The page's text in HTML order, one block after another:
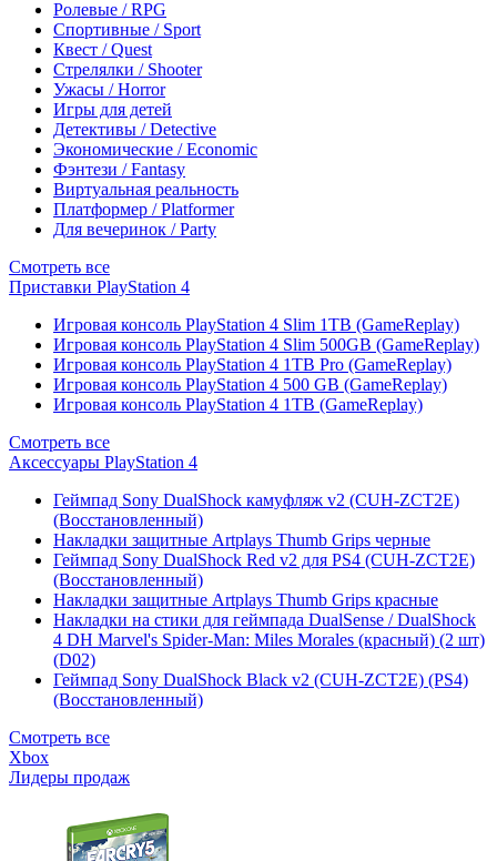
Ролевые / RPG
Спортивные / Sport
Квест / Quest
Стрелялки / Shooter
Ужасы / Horror
Игры для детей
Детективы / Detective
Экономические / Economic
Фэнтези / Fantasy
Виртуальная реальность
Платформер / Platformer
Для вечеринок / Party
Смотреть все
Приставки PlayStation 4
Игровая консоль PlayStation 4 Slim 1TB (GameReplay)
Игровая консоль PlayStation 4 Slim 500GB (GameReplay)
Игровая консоль PlayStation 4 1TB Pro (GameReplay)
Игровая консоль PlayStation 4 500 GB (GameReplay)
Игровая консоль PlayStation 4 1TB (GameReplay)
Смотреть все
Аксессуары PlayStation 4
Геймпад Sony DualShock камуфляж v2 (CUH-ZCT2E)
(Восстановленный)
Накладки защитные Artplays Thumb Grips черные
Геймпад Sony DualShock Red v2 для PS4 (CUH-ZCT2E)
(Восстановленный)
Накладки защитные Artplays Thumb Grips красные
Накладки на стики для геймпада DualSense / DualShock
4 DH Marvel's Spider-Man: Miles Morales (красный) (2 шт)
(D02)
Геймпад Sony DualShock Black v2 (CUH-ZCT2E) (PS4)
(Восстановленный)
Смотреть все
Xbox
Лидеры продаж